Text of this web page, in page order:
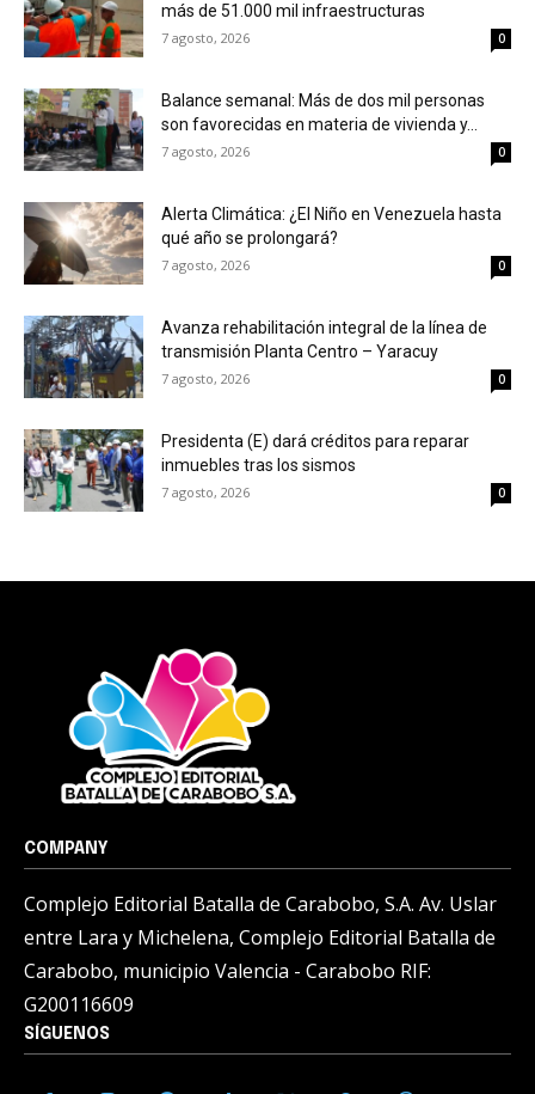
más de 51.000 mil infraestructuras
7 agosto, 2026 0
Balance semanal: Más de dos mil personas
son favorecidas en materia de vivienda y...
7 agosto, 2026 0
Alerta Climática: ¿El Niño en Venezuela hasta
qué año se prolongará?
7 agosto, 2026 0
Avanza rehabilitación integral de la línea de
transmisión Planta Centro – Yaracuy
7 agosto, 2026 0
Presidenta (E) dará créditos para reparar
inmuebles tras los sismos
7 agosto, 2026 0
COMPANY
Complejo Editorial Batalla de Carabobo, S.A. Av. Uslar
entre Lara y Michelena, Complejo Editorial Batalla de
Carabobo, municipio Valencia - Carabobo RIF:
G200116609
SÍGUENOS